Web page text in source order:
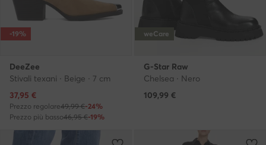
-19%
DeeZee
Stivali texani · Beige · 7 cm
Prezzo attuale
37,95 €
Prezzo regolare49,99 €-24%
Prezzo più basso46,95 €-19%
weCare
G-Star Raw
Chelsea · Nero
109,99 €